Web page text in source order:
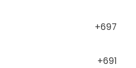
+697
+691